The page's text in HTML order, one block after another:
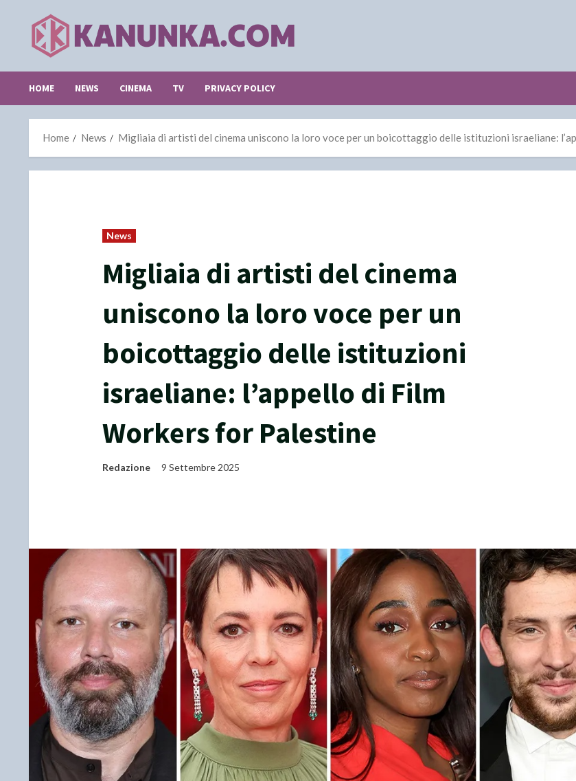
content
HOME NEWS CINEMA TV PRIVACY POLICY
Home News Migliaia di artisti del cinema uniscono la loro voce per un boicottaggio delle istituzioni israeliane:
News
Migliaia di artisti del cinema
uniscono la loro voce per un
boicottaggio delle istituzioni
israeliane: l’appello di Film
Workers for Palestine
Redazione 9 Settembre 2025